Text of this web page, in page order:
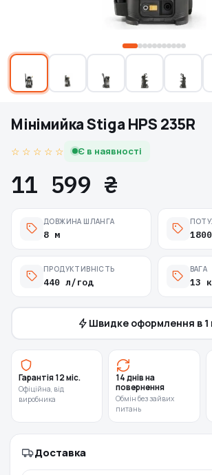
Мінімийка Stiga HPS 235R
☆ ☆ ☆ ☆ ☆ Є в наявності
11 599 ₴
ДОВЖИНА ШЛАНГА
8 м
ПРОДУКТИВНІСТЬ
440 л/год
ВАГА
13
Швидке оформлення в 1
Гарантія 12 міс.
Офіційна, від
виробника
14 днів на
повернення
Обмін без зайвих
питань
Доставка